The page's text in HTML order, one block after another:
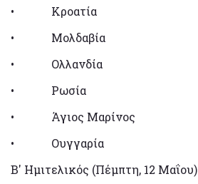
• Κροατία
• Μολδαβία
• Ολλανδία
• Ρωσία
• Άγιος Μαρίνος
• Ουγγαρία
Β' Ημιτελικός (Πέμπτη, 12 Μαΐου)